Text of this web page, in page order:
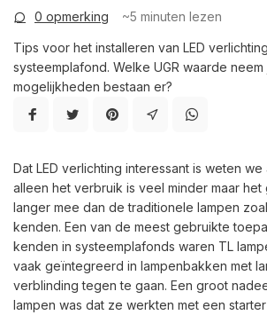
0 opmerking ~5 minuten lezen
Tips voor het installeren van LED
systeemplafond. Welke UGR waarde neem
mogelijkheden bestaan er?
Dat LED verlichting interessant is weten we
alleen het verbruik is veel minder maar
langer mee dan de traditionele lampen
kenden. Een van de meest gebruikte
kenden in systeemplafonds waren TL
vaak geïntegreerd in lampenbakken met
verblinding tegen te gaan. Een groot
lampen was dat ze werkten met een